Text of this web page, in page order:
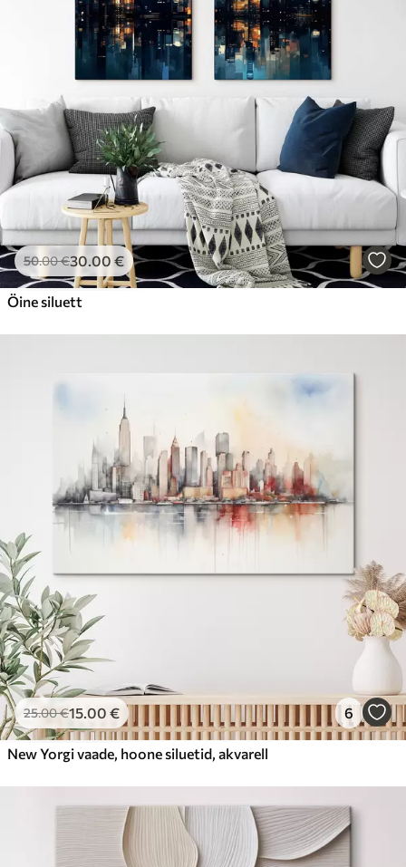
Hind Alates 23 .00 €
50.00€30.00 €
Öine siluett
25.00€15.00 € 6
New Yorgi vaade, hoone siluetid, akvarell